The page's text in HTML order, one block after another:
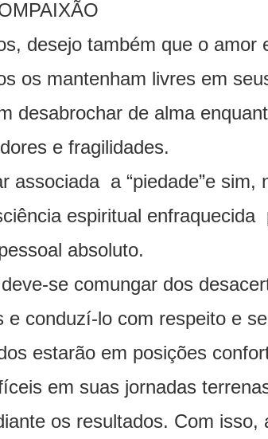
desejo também que o amor
os mantenham livres em
desabrochar de alma
e fragilidades.
a “piedade”e sim,
espiritual
absoluto.
se comungar dos
conduzí-lo com respeito e
estarão em posições
em suas jornadas
os resultados. Com